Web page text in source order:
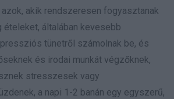
akik rendszeresen fogyasztanak
ételeket, általában kevesebb
tünetről számolnak be, és
és irodai munkát végzőknek,
stresszesek vagy
a napi 1-2 banán egy egyszerű,